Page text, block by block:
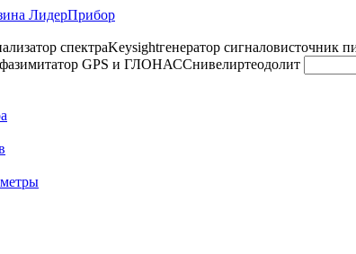
спектраKeysightгенератор сигналовисточник
имитатор GPS и ГЛОНАССнивелиртеодолит